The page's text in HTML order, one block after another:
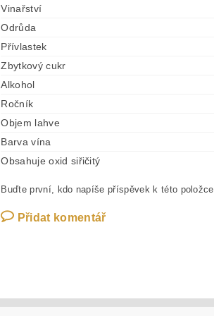
Vinařství
Odrůda
Přívlastek
Zbytkový cukr
Alkohol
Ročník
Objem lahve
Barva vína
Obsahuje oxid siřičitý
Buďte první, kdo napíše příspěvek k této položce.
Přidat komentář